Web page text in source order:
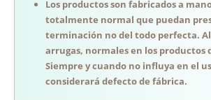
Los productos son fabricados a
totalmente normal que puedan
terminación no del todo perfecta.
arrugas, normales en los productos
Siempre y cuando no influya en el
considerará defecto de fábrica.